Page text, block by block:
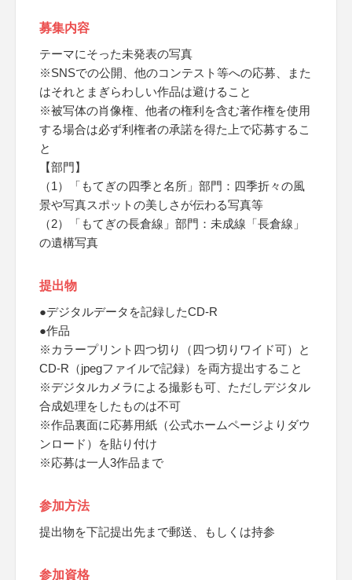
募集内容
テーマにそった未発表の写真
※SNSでの公開、他のコンテスト等への応募、また
はそれとまぎらわしい作品は避けること
※被写体の肖像権、他者の権利を含む著作権を使用
する場合は必ず利権者の承諾を得た上で応募するこ
と
【部門】
（1）「もてぎの四季と名所」部門：四季折々の風
景や写真スポットの美しさが伝わる写真等
（2）「もてぎの長倉線」部門：未成線「長倉線」
の遺構写真
提出物
●デジタルデータを記録したCD-R
●作品
※カラープリント四つ切り（四つ切りワイド可）と
CD-R（jpegファイルで記録）を両方提出すること
※デジタルカメラによる撮影も可、ただしデジタル
合成処理をしたものは不可
※作品裏面に応募用紙（公式ホームページよりダウ
ンロード）を貼り付け
※応募は一人3作品まで
参加方法
提出物を下記提出先まで郵送、もしくは持参
参加資格